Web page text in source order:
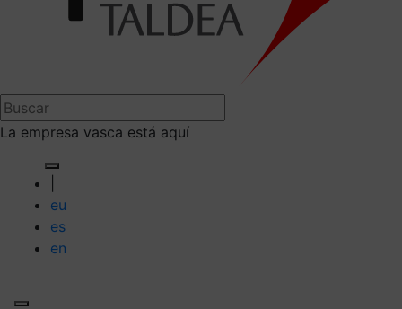
La empresa vasca está aquí
eu
es
en